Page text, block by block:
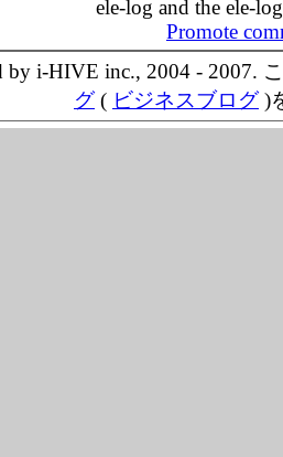
ele-log and the ele-
Promote
by i-HIVE inc., 2004 - 2007.
グ( ビジネスブログ)